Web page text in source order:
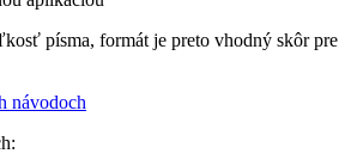
písma, formát je preto vhodný skôr pre
návodoch